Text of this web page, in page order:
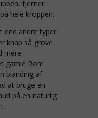
fjerner
hele kroppen.
end andre typer
knap så grove
mere
gamle Rom
blanding af
at bruge en
på en naturlig